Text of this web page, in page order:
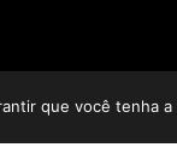
que você tenha